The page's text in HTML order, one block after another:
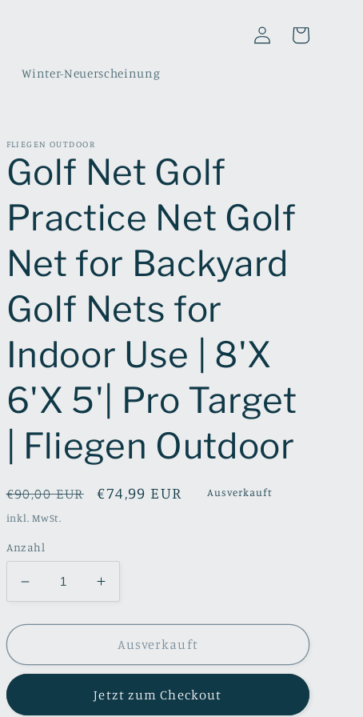
Winter-Neuerscheinung
EinloggenWarenkorb
FLIEGEN OUTDOOR
Golf Net Golf
Practice Net Golf
Net for Backyard
Golf Nets for
Indoor Use | 8'X
6'X 5'| Pro Target
| Fliegen Outdoor
Normaler
Preis
€90,00 EUR Verkaufspreis
€74,99 EUR Ausverkauft
inkl. MwSt.
Anzahl
Verringere
die
Menge
Golf
Erhöhe
die
Menge
für
Golf
Golf
Ausverkauft
Jetzt zum Checkout